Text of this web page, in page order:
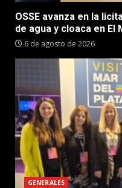
OSSE avanza en la
de agua y cloaca en El
6 de agosto de 2026
GENERALES